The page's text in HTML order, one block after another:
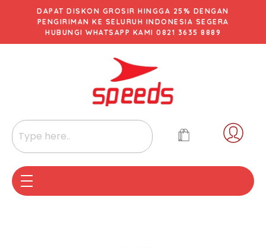
DAPAT DISKON GROSIR HINGGA 25% DENGAN
PENGIRIMAN KE SELURUH INDONESIA SEGERA
HUBUNGI WHATSAPP KAMI 0821 3635 8889